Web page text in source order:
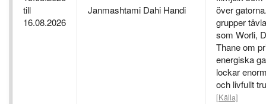
till
16.08.2026
Janmashtami Dahi Handi
över
grupper
som Worli,
Thane om
energiska
lockar
och livfullt
[Källa]